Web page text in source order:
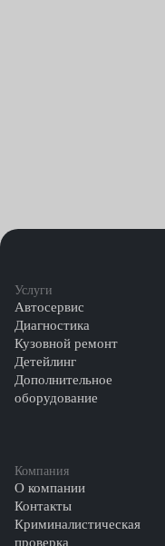
Услуги
Автосервис
Диагностика
Кузовной ремонт
Детейлинг
Дополнительное
оборудование
Компания
О компании
Контакты
Криминалистическая
проверка